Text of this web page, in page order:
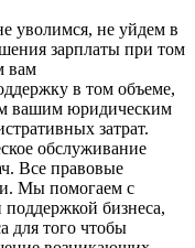
уволимся, не уйдем в
зарплаты при том
вам
в том объеме,
вашим юридическим
затрат.
обслуживание
Все правовые
Мы помогаем с
бизнеса,
для того чтобы